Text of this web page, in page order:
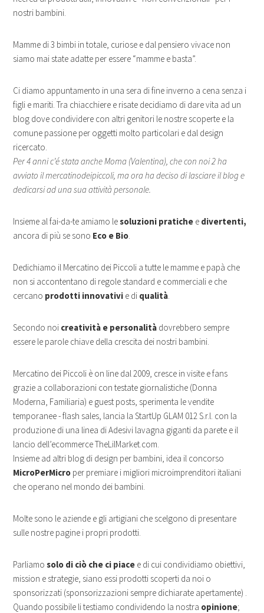
nostri bambini.
Mamme di 3 bimbi in totale, curiose e dal pensiero vivace non
siamo mai state adatte per essere “mamme e basta”.
Ci diamo appuntamento in una sera di fine inverno a cena senza i
figli e mariti. Tra chiacchiere e risate decidiamo di dare vita ad un
blog dove condividere con altri genitori le nostre scoperte e la
comune passione per oggetti molto particolari e dal design
ricercato.
Per 4 anni c’é stata anche Moma (Valentina), che con noi 2 ha
avviato il mercatinodeipiccoli, ma ora ha deciso di lasciare il blog e
dedicarsi ad una sua attività personale.
Insieme al fai-da-te amiamo lesoluzioni pratiche e divertenti,
ancora di più se sono Eco e Bio.
Dedichiamo il Mercatino dei Piccoli a tutte le mamme e papà che
non si accontentano di regole standard e commerciali e che
cercano prodotti innovativi e di qualità.
Secondo noi creatività e personalità dovrebbero sempre
essere le parole chiave della crescita dei nostri bambini.
Mercatino dei Piccoli è on line dal 2009, cresce in visite e fans
grazie a collaborazioni con testate giornalistiche (Donna
Moderna, Familiaria) e guest posts, sperimenta le vendite
temporanee - flash sales, lancia la StartUp GLAM 012 S.r.l. con la
produzione di una linea di Adesivi lavagna giganti da parete e il
lancio dell’ecommerce TheLilMarket.com.
Insieme ad altri blog di design per bambini, idea il concorso
MicroPerMicro per premiare i migliori microimprenditori italiani
che operano nel mondo dei bambini.
Molte sono le aziende e gli artigiani che scelgono di presentare
sulle nostre pagine i propri prodotti.
Parliamosolo di ciò che ci piace e di cui condividiamo obiettivi,
mission e strategie, siano essi prodotti scoperti da noi o
sponsorizzati (sponsorizzazioni sempre dichiarate apertamente) .
Quando possibile li testiamo condividendo la nostra opinione;